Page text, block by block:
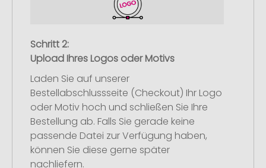
Schritt 2:
Upload Ihres Logos oder Motivs
Laden Sie auf unserer
Bestellabschlussseite (Checkout) Ihr Logo
oder Motiv hoch und schließen Sie Ihre
Bestellung ab. Falls Sie gerade keine
passende Datei zur Verfügung haben,
können Sie diese gerne später
nachliefern.